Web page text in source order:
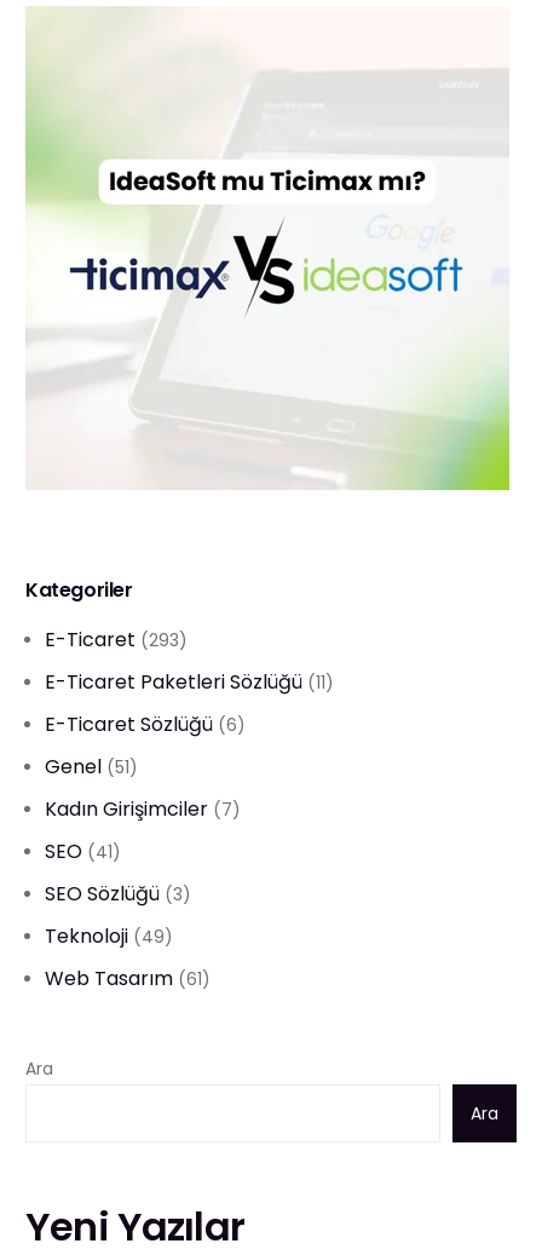
Kategoriler
E-Ticaret (293)
E-Ticaret Paketleri Sözlüğü (11)
E-Ticaret Sözlüğü (6)
Genel (51)
Kadın Girişimciler (7)
SEO (41)
SEO Sözlüğü (3)
Teknoloji (49)
Web Tasarım (61)
Ara
Ara
Yeni Yazılar